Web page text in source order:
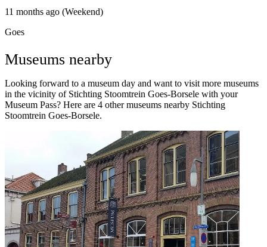
11 months ago (Weekend)
Goes
Museums nearby
Looking forward to a museum day and want to visit more museums
in the vicinity of Stichting Stoomtrein Goes-Borsele with your
Museum Pass? Here are 4 other museums nearby Stichting
Stoomtrein Goes-Borsele.